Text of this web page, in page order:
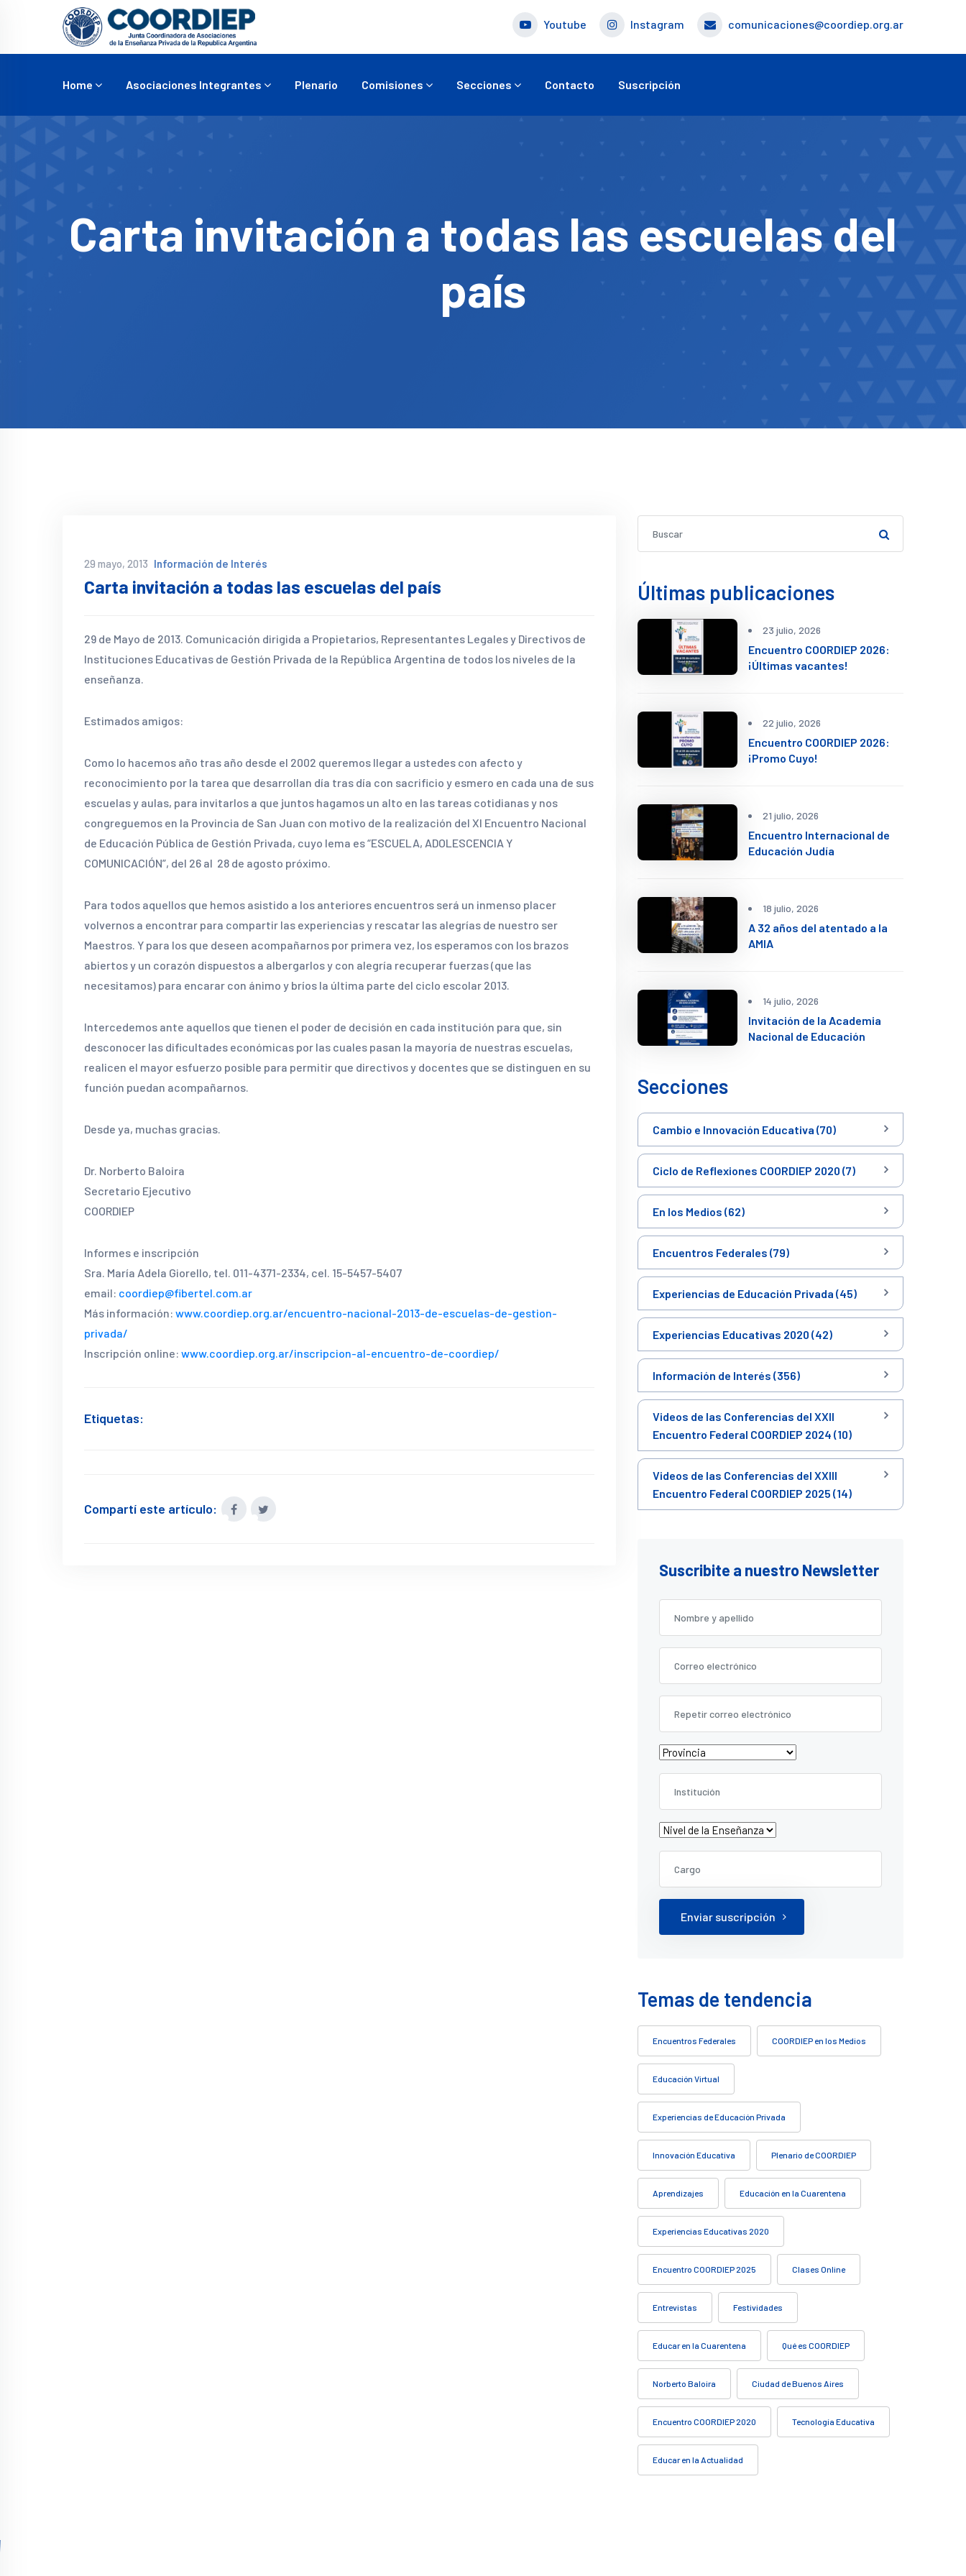
Youtube Instagram comunicaciones@coordiep.org.ar
Home Asociaciones Integrantes Plenario Comisiones Secciones Contacto Suscripción
Carta invitación a todas las escuelas del
país
29 mayo, 2013 Información de Interés
Carta invitación a todas las escuelas del país
29 de Mayo de 2013. Comunicación dirigida a Propietarios, Representantes Legales y Directivos de
Instituciones Educativas de Gestión Privada de la República Argentina de todos los niveles de la
enseñanza.
Estimados amigos:
Como lo hacemos año tras año desde el 2002 queremos llegar a ustedes con afecto y
reconocimiento por la tarea que desarrollan día tras día con sacrificio y esmero en cada una de sus
escuelas y aulas, para invitarlos a que juntos hagamos un alto en las tareas cotidianas y nos
congreguemos en la Provincia de San Juan con motivo de la realización del XI Encuentro Nacional
de Educación Pública de Gestión Privada, cuyo lema es “ESCUELA, ADOLESCENCIA Y
COMUNICACIÓN”, del 26 al 28 de agosto próximo.
Para todos aquellos que hemos asistido a los anteriores encuentros será un inmenso placer
volvernos a encontrar para compartir las experiencias y rescatar las alegrías de nuestro ser
Maestros. Y para los que deseen acompañarnos por primera vez, los esperamos con los brazos
abiertos y un corazón dispuestos a albergarlos y con alegría recuperar fuerzas (que las
necesitamos) para encarar con ánimo y bríos la última parte del ciclo escolar 2013.
Intercedemos ante aquellos que tienen el poder de decisión en cada institución para que, sin
desconocer las dificultades económicas por las cuales pasan la mayoría de nuestras escuelas,
realicen el mayor esfuerzo posible para permitir que directivos y docentes que se distinguen en su
función puedan acompañarnos.
Desde ya, muchas gracias.
Dr. Norberto Baloira
Secretario Ejecutivo
COORDIEP
Informes e inscripción
Sra. María Adela Giorello, tel. 011-4371-2334, cel. 15-5457-5407
email: coordiep@fibertel.com.ar
Más información: www.coordiep.org.ar/encuentro-nacional-2013-de-escuelas-de-gestion-
privada/
Inscripción online: www.coordiep.org.ar/inscripcion-al-encuentro-de-coordiep/
Etiquetas:
Compartí este artículo:
Últimas publicaciones
23 julio, 2026
Encuentro COORDIEP 2026:
¡Últimas vacantes!
22 julio, 2026
Encuentro COORDIEP 2026:
¡Promo Cuyo!
21 julio, 2026
Encuentro Internacional de
Educación Judía
18 julio, 2026
A 32 años del atentado a la
AMIA
14 julio, 2026
Invitación de la Academia
Nacional de Educación
Secciones
Cambio e Innovación Educativa (70)
Ciclo de Reflexiones COORDIEP 2020 (7)
En los Medios (62)
Encuentros Federales (79)
Experiencias de Educación Privada (45)
Experiencias Educativas 2020 (42)
Información de Interés (356)
Videos de las Conferencias del XXII
Encuentro Federal COORDIEP 2024 (10)
Videos de las Conferencias del XXIII
Encuentro Federal COORDIEP 2025 (14)
Suscribite a nuestro Newsletter
Enviar suscripción
Temas de tendencia
Encuentros Federales COORDIEP en los Medios
Educación Virtual
Experiencias de Educación Privada
Innovación Educativa Plenario de COORDIEP
Aprendizajes Educación en la Cuarentena
Experiencias Educativas 2020
Encuentro COORDIEP 2025 Clases Online
Entrevistas Festividades
Educar en la Cuarentena Qué es COORDIEP
Norberto Baloira Ciudad de Buenos Aires
Encuentro COORDIEP 2020 Tecnología Educativa
Educar en la Actualidad